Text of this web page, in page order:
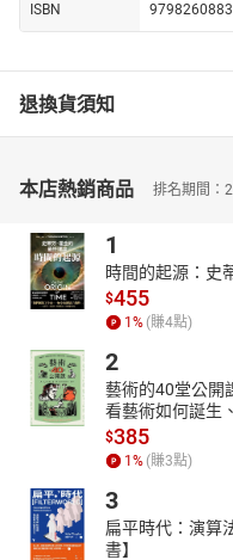
在這場權力與愛情的遊戲中
悄然上演。
https://youtube.com/
ISBN
退換貨須知
本店熱銷商品 排名期間：
1
時間的起源：史
$455
1 % (賺4點)
2
藝術的40堂公開
看藝術如何誕生
$385
1 % (賺3點)
3
扁平時代：演算
書】